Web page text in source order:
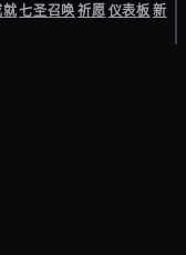
七圣召唤祈愿仪表板新